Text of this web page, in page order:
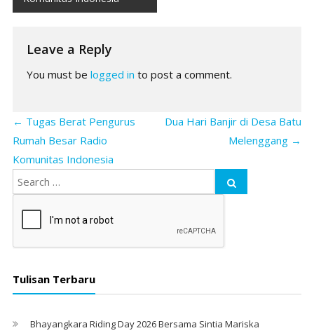
Leave a Reply
You must be logged in to post a comment.
← Tugas Berat Pengurus
Rumah Besar Radio
Komunitas Indonesia
Dua Hari Banjir di Desa Batu
Melenggang →
Tulisan Terbaru
Bhayangkara Riding Day 2026 Bersama Sintia Mariska